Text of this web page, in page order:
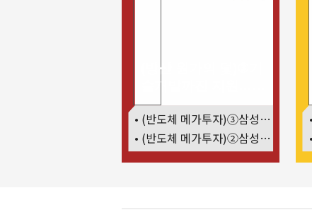
(방산 원가의 덫)③기
술개발까진 지원…수
출은 각자도생
• (반도체 메가투자)③삼성·SK, 호남 동시 출격…인력·협력사 쟁탈전
• (반도체 메가투자)②삼성전자 현금·SDI 차입…엇갈린 2655조 투자체력